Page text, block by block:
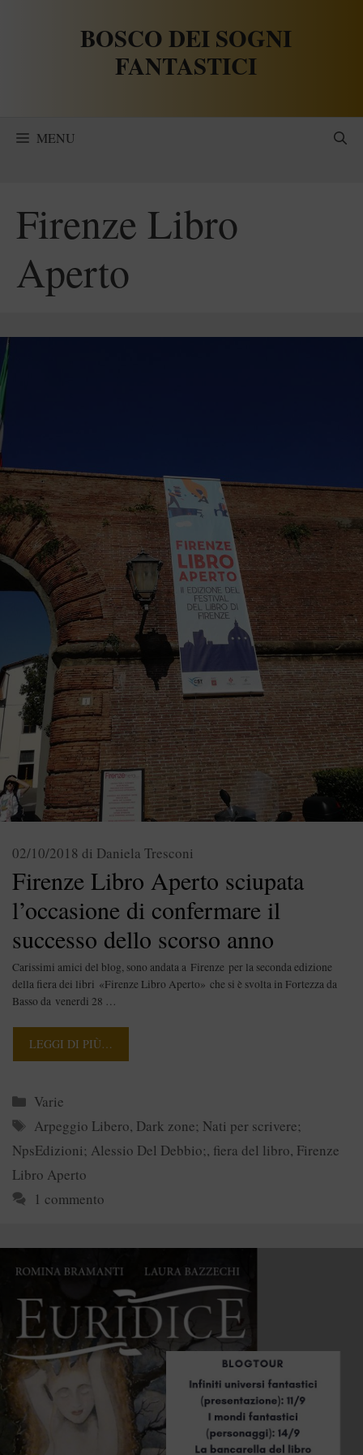
BOSCO DEI SOGNI
FANTASTICI
MENU
Firenze Libro
Aperto
Firenze Libro Aperto sciupata
l’occasione di confermare il
successo dello scorso anno
02/10/2018 di Daniela Tresconi
Carissimi amici del blog, sono andata a Firenze per la seconda edizione
della fiera dei libri «Firenze Libro Aperto» che si è svolta in Fortezza da
Basso da venerdi 28 …
LEGGI DI PIÙ…
Categorie
Varie
Tag
Arpeggio Libero, Dark zone; Nati per scrivere;
NpsEdizioni; Alessio Del Debbio;, fiera del libro, Firenze
Libro Aperto
1 commento